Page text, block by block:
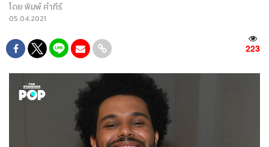
โดยพิมพ์ คำภีร์
05.04.2021
223